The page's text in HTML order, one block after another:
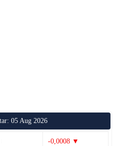
05 Aug 2026
-0,0008 ▼